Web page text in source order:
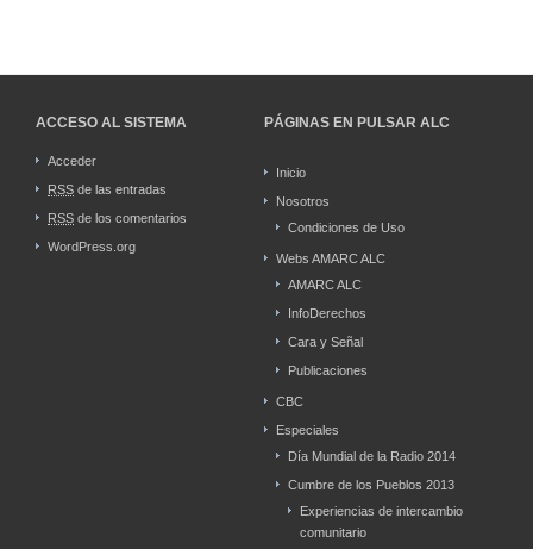
ACCESO AL SISTEMA
Acceder
RSS de las entradas
RSS de los comentarios
WordPress.org
PÁGINAS EN PULSAR ALC
Inicio
Nosotros
Condiciones de Uso
Webs AMARC ALC
AMARC ALC
InfoDerechos
Cara y Señal
Publicaciones
CBC
Especiales
Día Mundial de la Radio 2014
Cumbre de los Pueblos 2013
Experiencias de intercambio
comunitario